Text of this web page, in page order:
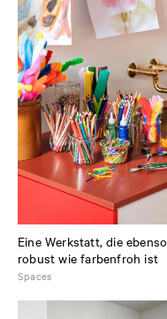
Eine Werkstatt, die ebenso
robust wie farbenfroh ist
Spaces